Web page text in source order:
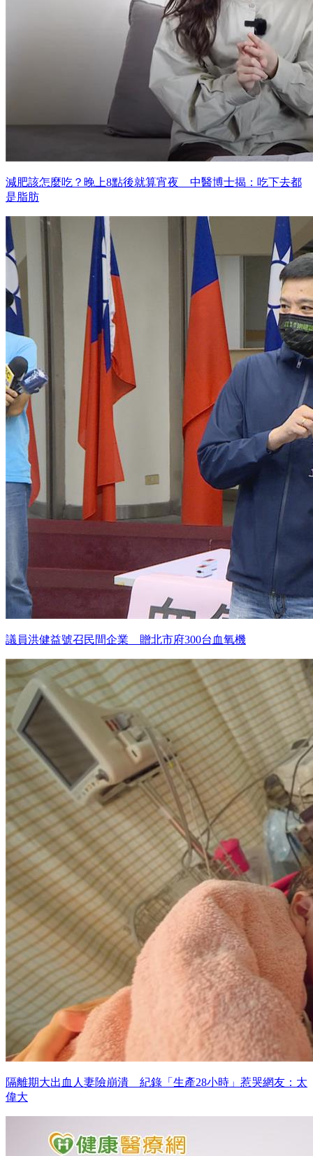
減肥該怎麼吃？晚上8點後就算宵夜 中醫博士揭：吃下去都
是脂肪
議員洪健益號召民間企業 贈北市府300台血氧機
隔離期大出血人妻險崩潰 紀錄「生產28小時」惹哭網友：太
偉大